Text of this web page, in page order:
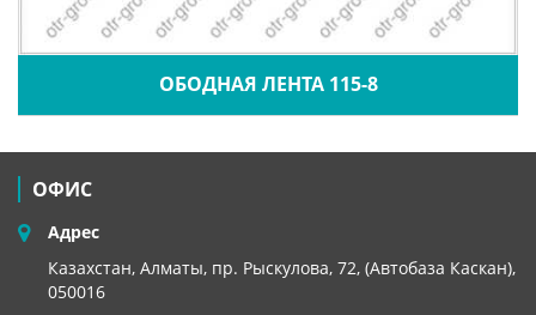
ОБОДНАЯ ЛЕНТА 115-8
ОФИС
Адрес
Казахстан, Алматы, пр. Рыскулова, 72, (Автобаза Каскан),
050016